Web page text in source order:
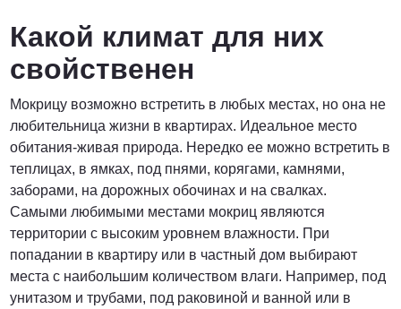
Какой климат для них
свойственен
Мокрицу возможно встретить в любых местах, но она не
любительница жизни в квартирах. Идеальное место
обитания-живая природа. Нередко ее можно встретить в
теплицах, в ямках, под пнями, корягами, камнями,
заборами, на дорожных обочинах и на свалках.
Самыми любимыми местами мокриц являются
территории с высоким уровнем влажности. При
попадании в квартиру или в частный дом выбирают
места с наибольшим количеством влаги. Например, под
унитазом и трубами, под раковиной и ванной или в